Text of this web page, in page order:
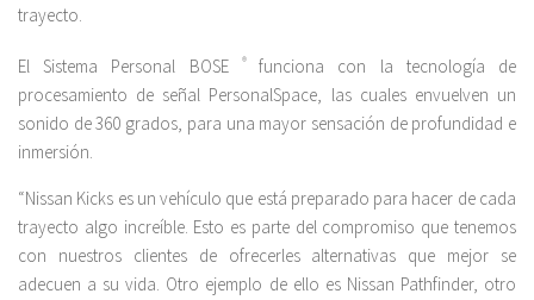
trayecto.
El Sistema Personal BOSE ®funciona con la tecnología de
procesamiento de señal PersonalSpace, las cuales envuelven un
sonido de 360 ​​grados, para una mayor sensación de profundidad e
inmersión.
“Nissan Kicks es un vehículo que está preparado para hacer de cada
trayecto algo increíble. Esto es parte del compromiso que tenemos
con nuestros clientes de ofrecerles alternativas que mejor se
adecuen a su vida. Otro ejemplo de ello es Nissan Pathfinder, otro